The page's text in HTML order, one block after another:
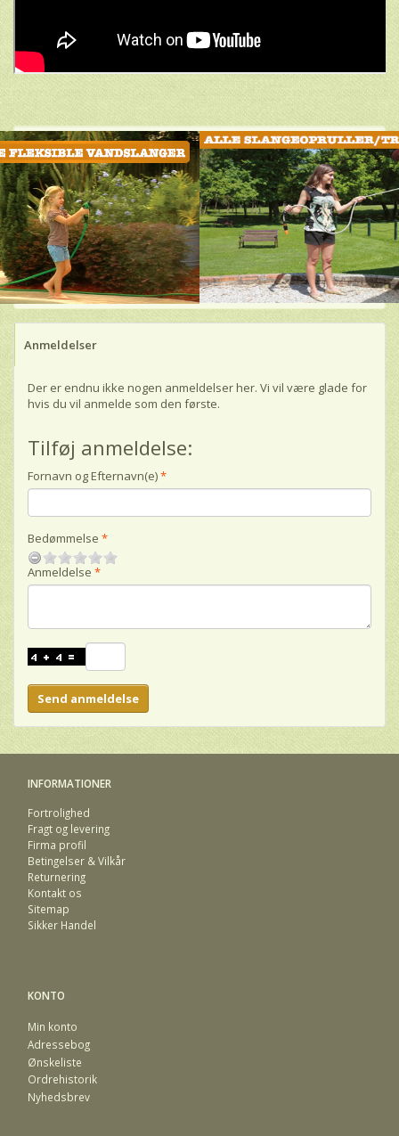
Anmeldelser
Der er endnu ikke nogen anmeldelser her. Vi vil være glade for
hvis du vil anmelde som den første.
Tilføj anmeldelse:
Fornavn og Efternavn(e)
Bedømmelse
Anmeldelse
Send anmeldelse
INFORMATIONER
Fortrolighed
Fragt og levering
Firma profil
Betingelser & Vilkår
Returnering
Kontakt os
Sitemap
Sikker Handel
KONTO
Min konto
Adressebog
Ønskeliste
Ordrehistorik
Nyhedsbrev